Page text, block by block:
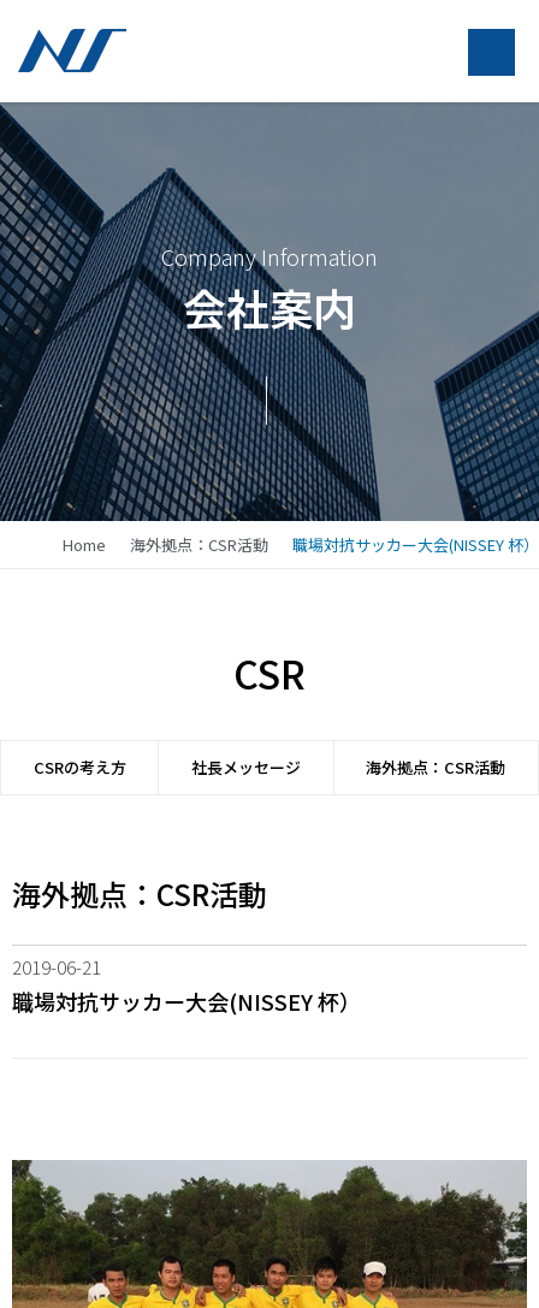
Company Information
会社案内
Home 海外拠点：CSR活動 職場対抗サッカー大会(NISSEY 杯）
CSR
CSRの考え方 社長メッセージ 海外拠点：CSR活動
海外拠点：CSR活動
2019-06-21
職場対抗サッカー大会(NISSEY 杯）